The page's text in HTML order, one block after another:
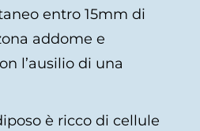
entro 15mm di
addome e
l’ausilio di una
è ricco di cellule